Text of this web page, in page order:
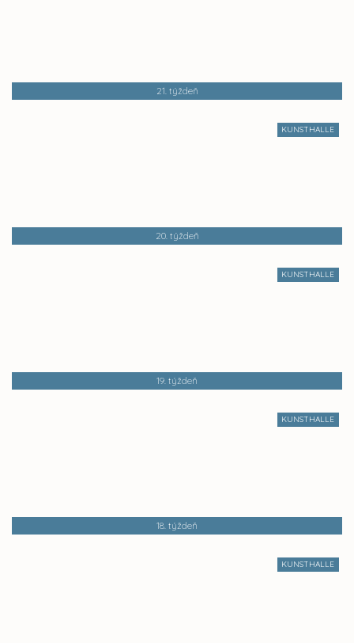
21. týždeň
KUNSTHALLE
20. týždeň
KUNSTHALLE
19. týždeň
KUNSTHALLE
18. týždeň
KUNSTHALLE